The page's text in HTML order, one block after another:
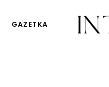
GAZETKA